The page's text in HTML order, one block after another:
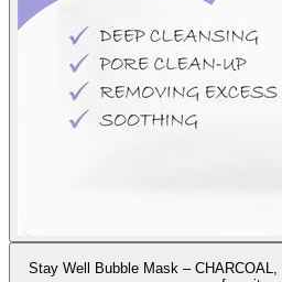
Stay Well Bubble Mask –